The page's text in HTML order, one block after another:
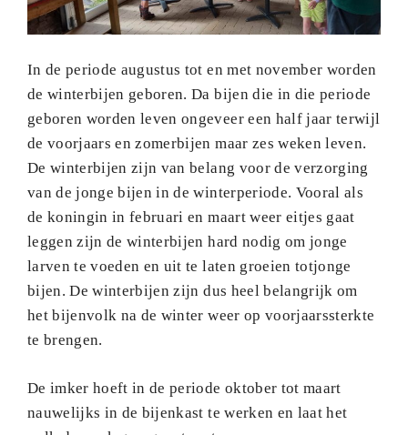
In de periode augustus tot en met november worden
de winterbijen geboren. Da bijen die in die periode
geboren worden leven ongeveer een half jaar terwijl
de voorjaars en zomerbijen maar zes weken leven.
De winterbijen zijn van belang voor de verzorging
van de jonge bijen in de winterperiode. Vooral als
de koningin in februari en maart weer eitjes gaat
leggen zijn de winterbijen hard nodig om jonge
larven te voeden en uit te laten groeien totjonge
bijen. De winterbijen zijn dus heel belangrijk om
het bijenvolk na de winter weer op voorjaarssterkte
te brengen.
De imker hoeft in de periode oktober tot maart
nauwelijks in de bijenkast te werken en laat het